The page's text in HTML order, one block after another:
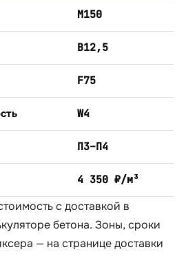
М150
B12,5
F75
W4
П3–П4
4 350 ₽/м³
с доставкой в
бетона. Зоны, сроки
— на страницедоставки